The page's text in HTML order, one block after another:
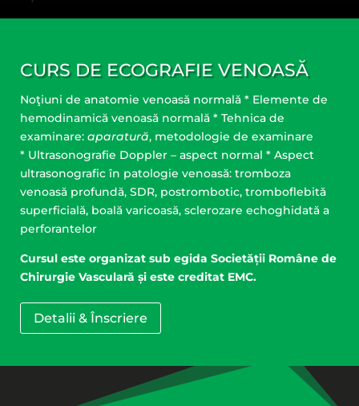
CURS DE ECOGRAFIE VENOASĂ
Noţiuni de anatomie venoasă normală * Elemente de
hemodinamică venoasă normală * Tehnica de
examinare: aparatură, metodologie de examinare
* Ultrasonografie Doppler – aspect normal * Aspect
ultrasonografic în patologie venoasă: tromboza
venoasă profundă, SDR, postrombotic, tromboflebită
superficială, boală varicoasă, sclerozare echoghidată a
perforantelor
Cursul este organizat sub egida Societății Române de
Chirurgie Vasculară și este creditat EMC.
Detalii & Înscriere